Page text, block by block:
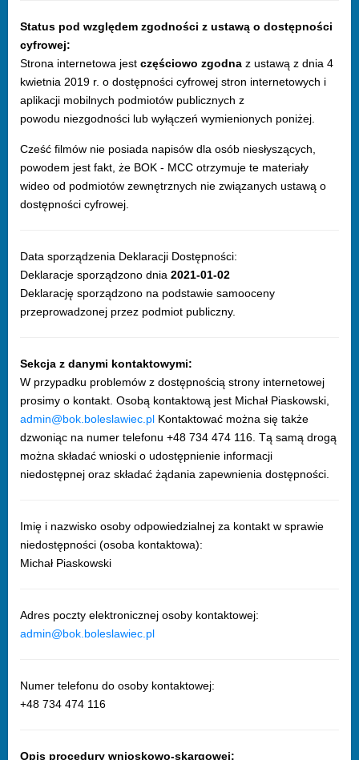
Status pod względem zgodności z ustawą o dostępności
cyfrowej:
Strona internetowa jest częściowo zgodna z ustawą z dnia 4
kwietnia 2019 r. o dostępności cyfrowej stron internetowych i
aplikacji mobilnych podmiotów publicznych z
powodu niezgodności lub wyłączeń wymienionych poniżej.
Cześć filmów nie posiada napisów dla osób niesłyszących,
powodem jest fakt, że BOK - MCC otrzymuje te materiały
wideo od podmiotów zewnętrznych nie związanych ustawą o
dostępności cyfrowej.
Data sporządzenia Deklaracji Dostępności:
Deklaracje sporządzono dnia 2021-01-02
Deklarację sporządzono na podstawie samooceny
przeprowadzonej przez podmiot publiczny.
Sekcja z danymi kontaktowymi:
W przypadku problemów z dostępnością strony internetowej
prosimy o kontakt. Osobą kontaktową jest Michał Piaskowski,
admin@bok.boleslawiec.pl Kontaktować można się także
dzwoniąc na numer telefonu +48 734 474 116. Tą samą drogą
można składać wnioski o udostępnienie informacji
niedostępnej oraz składać żądania zapewnienia dostępności.
Imię i nazwisko osoby odpowiedzialnej za kontakt w sprawie
niedostępności (osoba kontaktowa):
Michał Piaskowski
Adres poczty elektronicznej osoby kontaktowej:
admin@bok.boleslawiec.pl
Numer telefonu do osoby kontaktowej:
+48 734 474 116
Opis procedury wnioskowo-skargowej: